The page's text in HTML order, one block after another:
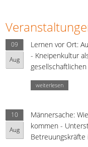
09
Aug
Lernen vor Ort:
- Kneipenkultur
gesellschaftlichen
weiterlesen
10
Aug
Männersache:
kommen -